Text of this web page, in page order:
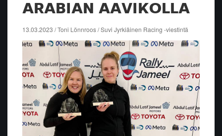
ARABIAN AAVIKOLLA
13.03.2023 / Toni Lönnroos / Suvi Jyrkiäinen Racing -viestintä